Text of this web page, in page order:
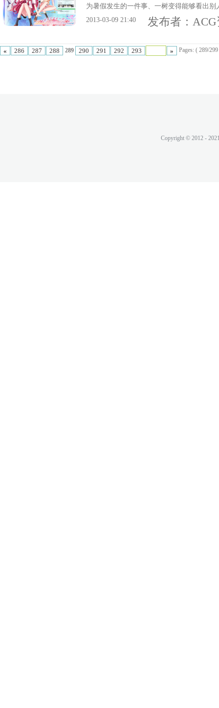
为暑假发生的一件事、一树变得能够看出
警告着、不能看在各种局面中产生的交织
2013-03-09 21:40 发布者：
« 286 287 288 289 290 291 292 293 » Pages: ( 289/
Copyright © 2012 -